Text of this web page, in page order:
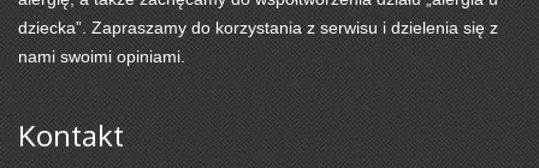
dziecka”. Zapraszamy do korzystania z serwisu i dzielenia się z
nami swoimi opiniami.
Kontakt